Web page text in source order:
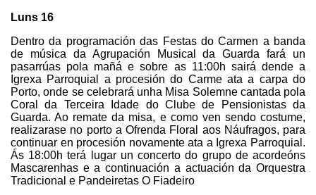
Luns 16
Dentro da programación das Festas do Carmen a banda
de música da Agrupación Musical da Guarda fará un
pasarrúas pola mañá e sobre as 11:00h sairá dende a
Igrexa Parroquial a procesión do Carme ata a carpa do
Porto, onde se celebrará unha Misa Solemne cantada pola
Coral da Terceira Idade do Clube de Pensionistas da
Guarda. Ao remate da misa, e como ven sendo costume,
realizarase no porto a Ofrenda Floral aos Náufragos, para
continuar en procesión novamente ata a Igrexa Parroquial.
Ás 18:00h terá lugar un concerto do grupo de acordeóns
Mascarenhas e a continuación a actuación da Orquestra
Tradicional e Pandeiretas O Fiadeiro